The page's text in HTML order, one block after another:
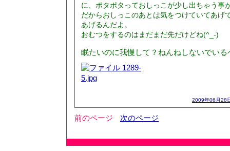
に、ポタポタっておしっこが少し出ちゃう事
だからおしっこのあとは気をつけていてあげ
あげるんだよ。
おむつをするのはまだまだ先だけどね(^_-)
眠たいのに我慢して？ねんねしないでいる
2009年06月28
前のページ 次のページ